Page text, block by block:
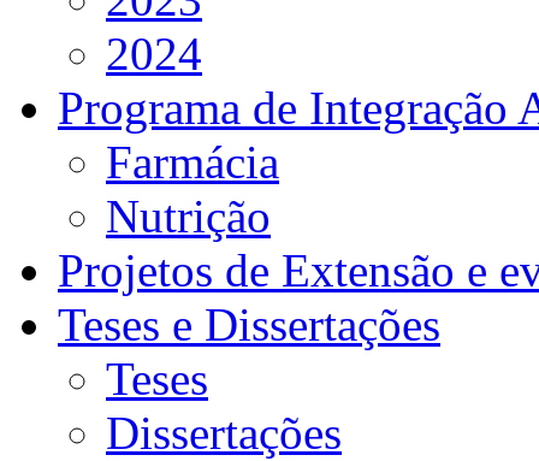
2024
Programa de Integração
Farmácia
Nutrição
Projetos de Extensão e
Teses e Dissertações
Teses
Dissertações